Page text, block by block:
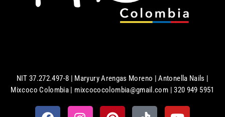
NIT 37.272.497-8 | Maryury Arengas Moreno | Antonella Nails |
Mixcoco Colombia | mixcococolombia@gmail.com | 320 949 5951